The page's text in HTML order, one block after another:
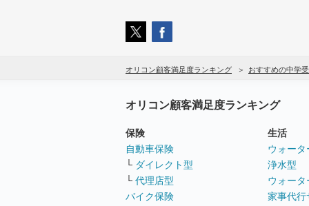
オリコン顧客満足度ランキング おすすめの中学
オリコン顧客満足度ランキング
保険
自動車保険
└ ダイレクト型
└ 代理店型
バイク保険
生活
ウォー
浄水型
ウォー
家事代行